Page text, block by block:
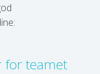
for teamet